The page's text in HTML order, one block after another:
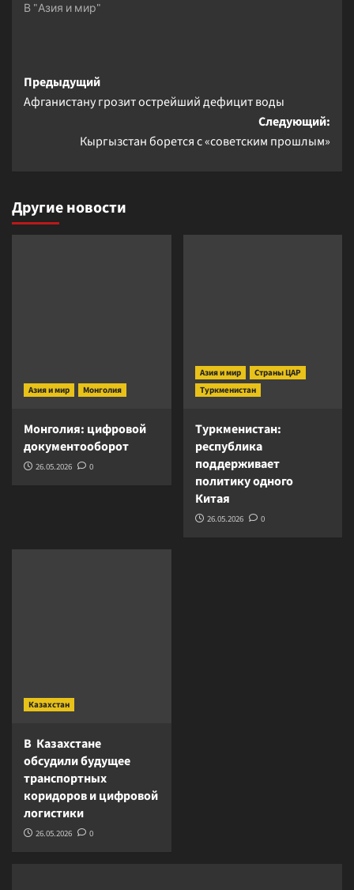
В "Азия и мир"
Навигация
записи
Предыдущий
Афганистану грозит острейший дефицит воды
Следующий:
Кыргызстан борется с «советским прошлым»
Другие новости
Азия и мир Монголия
Монголия: цифровой
документооборот
26.05.2026 0
Азия и мир
Страны ЦАР
Туркменистан
Туркменистан:
республика
поддерживает
политику одного
Китая
26.05.2026 0
Казахстан
В Казахстане
обсудили будущее
транспортных
коридоров и цифровой
логистики
26.05.2026 0